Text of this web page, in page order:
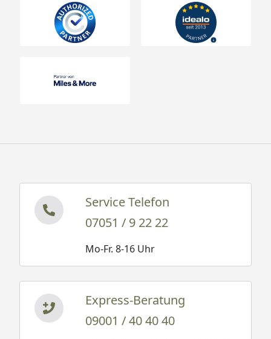
Service Telefon
07051 / 9 22 22
Mo-Fr. 8-16 Uhr
Express-Beratung
09001 / 40 40 40